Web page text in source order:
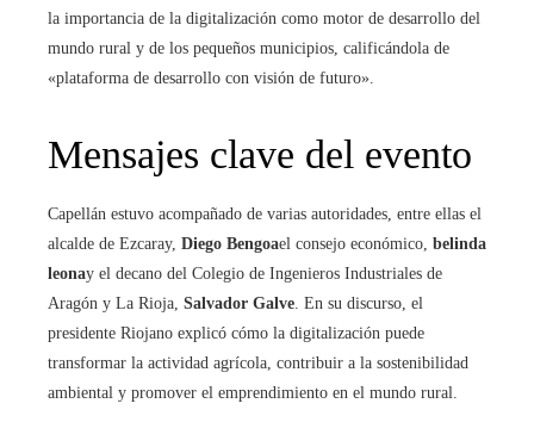
la importancia de la digitalización como motor de desarrollo del
mundo rural y de los pequeños municipios, calificándola de
«plataforma de desarrollo con visión de futuro».
Mensajes clave del evento
Capellán estuvo acompañado de varias autoridades, entre ellas el
alcalde de Ezcaray, Diego Bengoael consejo económico, belinda
leonay el decano del Colegio de Ingenieros Industriales de
Aragón y La Rioja, Salvador Galve. En su discurso, el
presidente Riojano explicó cómo la digitalización puede
transformar la actividad agrícola, contribuir a la sostenibilidad
ambiental y promover el emprendimiento en el mundo rural.